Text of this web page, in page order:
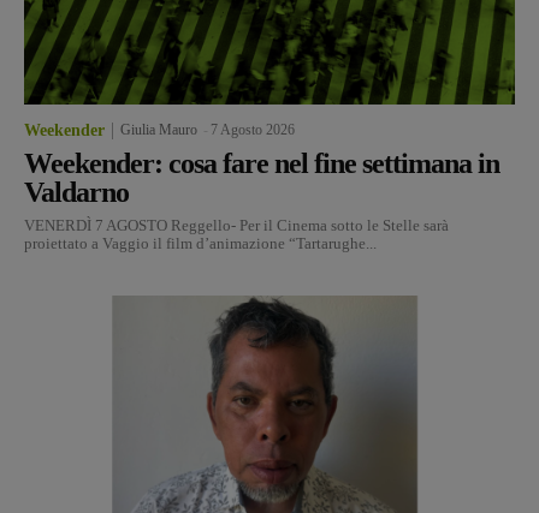
Weekender Giulia Mauro 7 Agosto 2026
Weekender: cosa fare nel fine settimana in
Valdarno
VENERDÌ 7 AGOSTO Reggello- Per il Cinema sotto le Stelle sarà
proiettato a Vaggio il film d’animazione “Tartarughe...